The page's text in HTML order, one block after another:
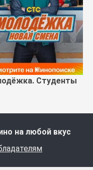
Студенты
на любой вкус